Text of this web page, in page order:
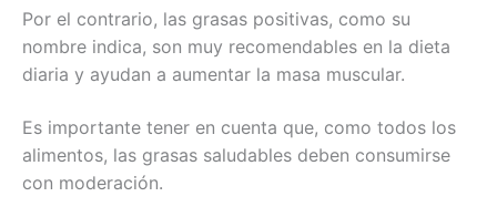
Por el contrario, las grasas positivas, como su
nombre indica, son muy recomendables en la dieta
diaria y ayudan a aumentar la masa muscular.
Es importante tener en cuenta que, como todos los
alimentos, las grasas saludables deben consumirse
con moderación.